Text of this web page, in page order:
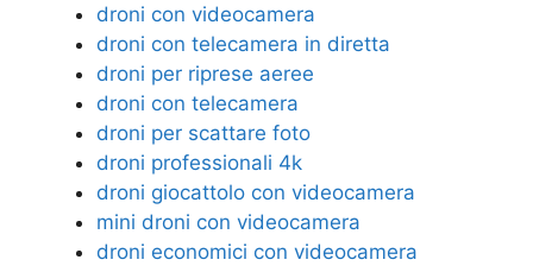
droni con videocamera
droni con telecamera in diretta
droni per riprese aeree
droni con telecamera
droni per scattare foto
droni professionali 4k
droni giocattolo con videocamera
mini droni con videocamera
droni economici con videocamera